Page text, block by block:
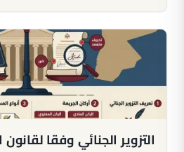
التزوير الجنائي وفقا